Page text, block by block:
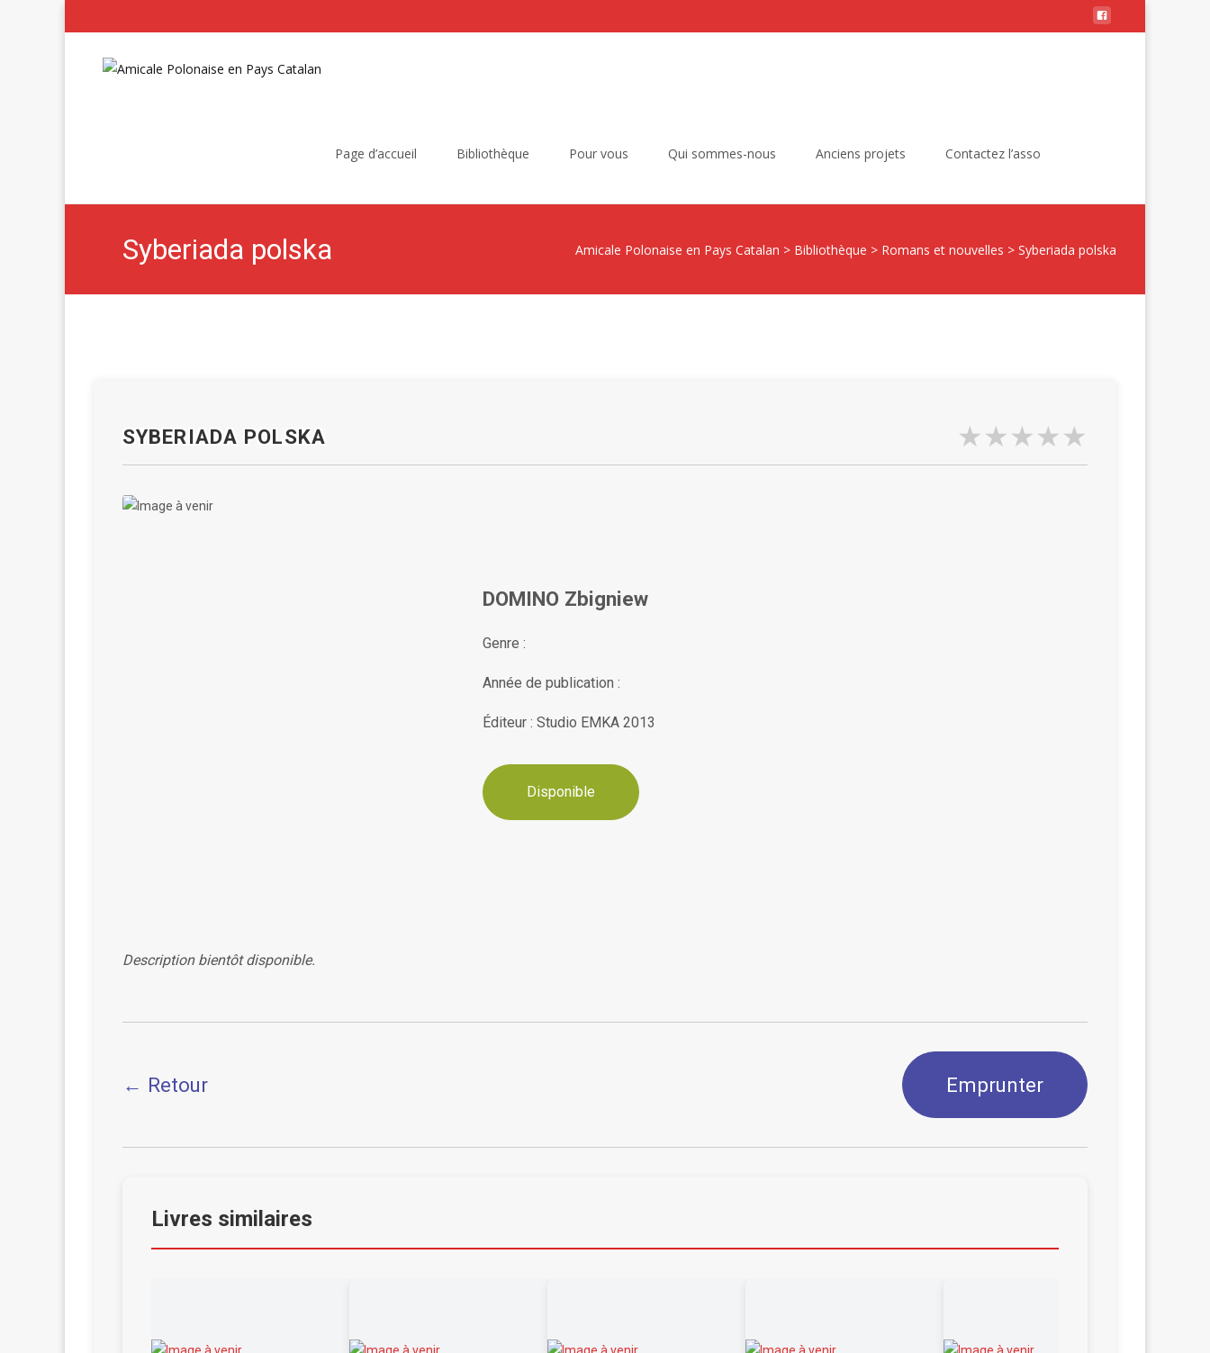
Page d’accueil Bibliothèque Pour vous Qui sommes-nous Anciens projets Contactez l’asso
Syberiada polska Amicale Polonaise en Pays Catalan > Bibliothèque > Romans et nouvelles > Syberiada polska
SYBERIADA POLSKA
DOMINO Zbigniew
Genre :
Année de publication :
Éditeur : Studio EMKA 2013
Disponible
Description bientôt disponible.
← Retour Emprunter
Livres similaires